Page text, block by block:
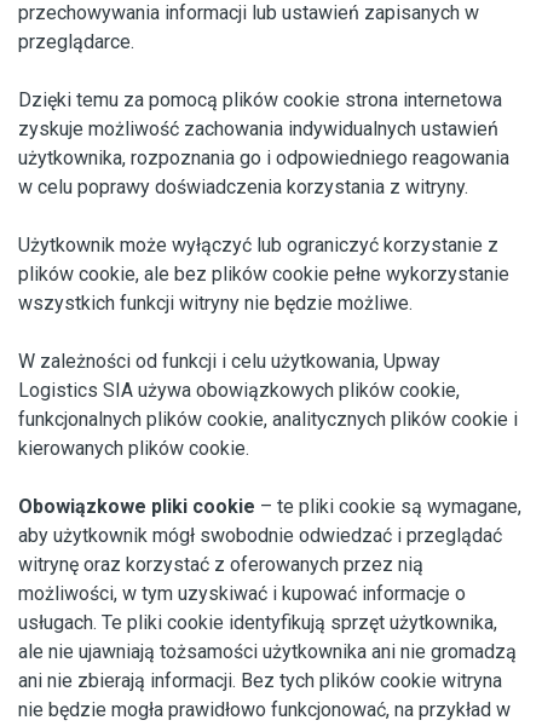
przechowywania informacji lub ustawień zapisanych w
przeglądarce.
Dzięki temu za pomocą plików cookie strona internetowa
zyskuje możliwość zachowania indywidualnych ustawień
użytkownika, rozpoznania go i odpowiedniego reagowania
w celu poprawy doświadczenia korzystania z witryny.
Użytkownik może wyłączyć lub ograniczyć korzystanie z
plików cookie, ale bez plików cookie pełne wykorzystanie
wszystkich funkcji witryny nie będzie możliwe.
W zależności od funkcji i celu użytkowania, Upway
Logistics SIA używa obowiązkowych plików cookie,
funkcjonalnych plików cookie, analitycznych plików cookie i
kierowanych plików cookie.
Obowiązkowe pliki cookie – te pliki cookie są wymagane,
aby użytkownik mógł swobodnie odwiedzać i przeglądać
witrynę oraz korzystać z oferowanych przez nią
możliwości, w tym uzyskiwać i kupować informacje o
usługach. Te pliki cookie identyfikują sprzęt użytkownika,
ale nie ujawniają tożsamości użytkownika ani nie gromadzą
ani nie zbierają informacji. Bez tych plików cookie witryna
nie będzie mogła prawidłowo funkcjonować, na przykład w